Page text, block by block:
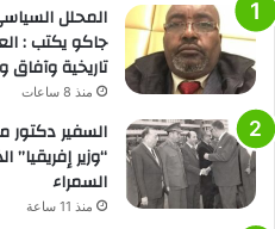
المحلل
جاكو يكتب :
تاريخية
منذ 8 ساعات
السفير
“وزير
السمراء
منذ 11 ساعة